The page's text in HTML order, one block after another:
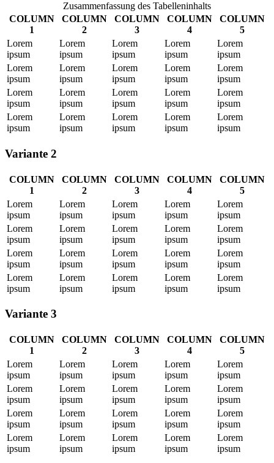
Zusammenfassung des Tabelleninhalts
COLUMN
1
COLUMN
2
COLUMN
3
COLUMN
4
COLUMN
5
Lorem
ipsum
Lorem
ipsum
Lorem
ipsum
Lorem
ipsum
Lorem
ipsum
Lorem
ipsum
Lorem
ipsum
Lorem
ipsum
Lorem
ipsum
Lorem
ipsum
Lorem
ipsum
Lorem
ipsum
Lorem
ipsum
Lorem
ipsum
Lorem
ipsum
Lorem
ipsum
Lorem
ipsum
Lorem
ipsum
Lorem
ipsum
Lorem
ipsum
Variante 2
COLUMN
1
COLUMN
2
COLUMN
3
COLUMN
4
COLUMN
5
Lorem
ipsum
Lorem
ipsum
Lorem
ipsum
Lorem
ipsum
Lorem
ipsum
Lorem
ipsum
Lorem
ipsum
Lorem
ipsum
Lorem
ipsum
Lorem
ipsum
Lorem
ipsum
Lorem
ipsum
Lorem
ipsum
Lorem
ipsum
Lorem
ipsum
Lorem
ipsum
Lorem
ipsum
Lorem
ipsum
Lorem
ipsum
Lorem
ipsum
Variante 3
COLUMN
1
COLUMN
2
COLUMN
3
COLUMN
4
COLUMN
5
Lorem
ipsum
Lorem
ipsum
Lorem
ipsum
Lorem
ipsum
Lorem
ipsum
Lorem
ipsum
Lorem
ipsum
Lorem
ipsum
Lorem
ipsum
Lorem
ipsum
Lorem
ipsum
Lorem
ipsum
Lorem
ipsum
Lorem
ipsum
Lorem
ipsum
Lorem
ipsum
Lorem
ipsum
Lorem
ipsum
Lorem
ipsum
Lorem
ipsum